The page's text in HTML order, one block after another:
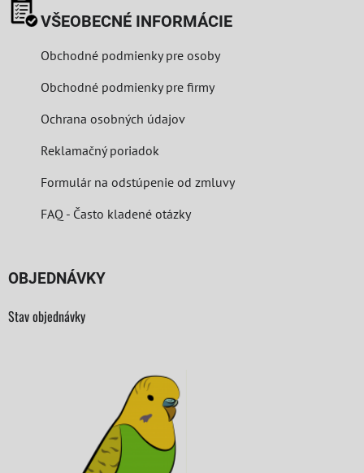
VŠEOBECNÉ INFORMÁCIE
Obchodné podmienky pre osoby
Obchodné podmienky pre firmy
Ochrana osobných údajov
Reklamačný poriadok
Formulár na odstúpenie od zmluvy
FAQ - Často kladené otázky
OBJEDNÁVKY
Stav objednávky